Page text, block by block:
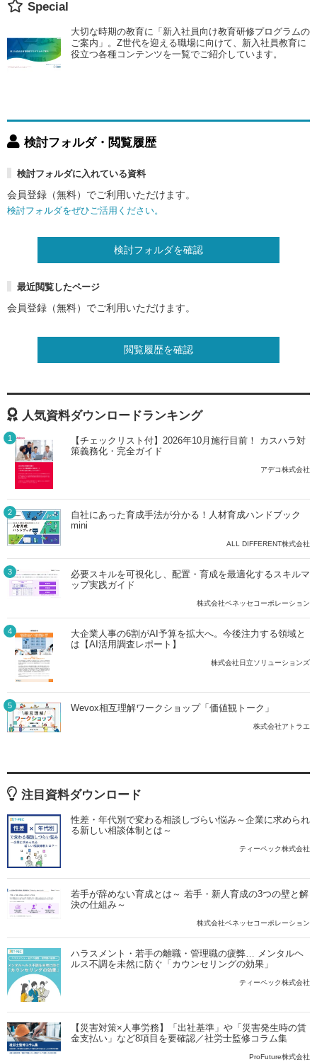
Special
大切な時期の教育に「新入社員向け教育研修プログラムの
ご案内」。Z世代を迎える職場に向けて、新入社員教育に
役立つ各種コンテンツを一覧でご紹介しています。
検討フォルダ・閲覧履歴
検討フォルダに入れている資料
会員登録（無料）でご利用いただけます。
検討フォルダをぜひご活用ください。
検討フォルダを確認
最近閲覧したページ
会員登録（無料）でご利用いただけます。
閲覧履歴を確認
人気資料ダウンロードランキング
1
【チェックリスト付】2026年10月施行目前！ カスハラ対
策義務化・完全ガイド
アデコ株式会社
2
自社にあった育成手法が分かる！人材育成ハンドブック
mini
ALL DIFFERENT株式会社
3
必要スキルを可視化し、配置・育成を最適化するスキルマ
ップ実践ガイド
株式会社ベネッセコーポレーション
4
大企業人事の6割がAI予算を拡大へ。今後注力する領域と
は【AI活用調査レポート】
株式会社日立ソリューションズ
5 Wevox相互理解ワークショップ「価値観トーク」
株式会社アトラエ
注目資料ダウンロード
性差・年代別で変わる相談しづらい悩み～企業に求められ
る新しい相談体制とは～
ティーペック株式会社
若手が辞めない育成とは～ 若手・新人育成の3つの壁と解
決の仕組み～
株式会社ベネッセコーポレーション
ハラスメント・若手の離職・管理職の疲弊… メンタルヘ
ルス不調を未然に防ぐ「カウンセリングの効果」
ティーペック株式会社
【災害対策×人事労務】「出社基準」や「災害発生時の賃
金支払い」など8項目を要確認／社労士監修コラム集
ProFuture株式会社